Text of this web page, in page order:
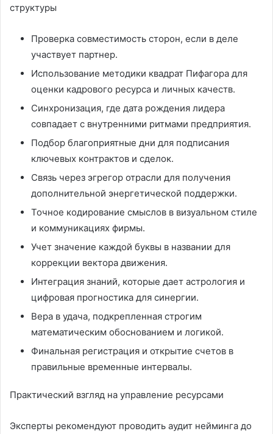
структуры
Проверка совместимость сторон, если в деле
участвует партнер.
Использование методики квадрат Пифагора для
оценки кадрового ресурса и личных качеств.
Синхронизация, где дата рождения лидера
совпадает с внутренними ритмами предприятия.
Подбор благоприятные дни для подписания
ключевых контрактов и сделок.
Связь через эгрегор отрасли для получения
дополнительной энергетической поддержки.
Точное кодирование смыслов в визуальном стиле
и коммуникациях фирмы.
Учет значение каждой буквы в названии для
коррекции вектора движения.
Интеграция знаний, которые дает астрология и
цифровая прогностика для синергии.
Вера в удача, подкрепленная строгим
математическим обоснованием и логикой.
Финальная регистрация и открытие счетов в
правильные временные интервалы.
Практический взгляд на управление ресурсами
Эксперты рекомендуют проводить аудит нейминга до